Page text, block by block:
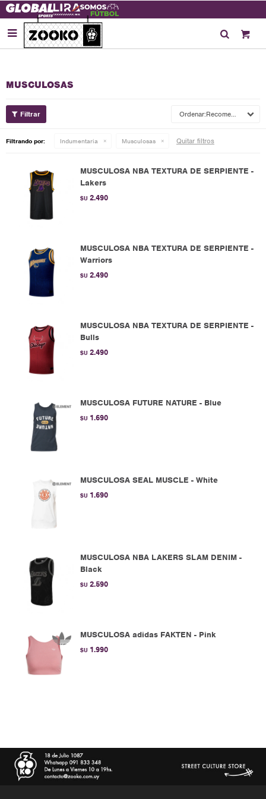

MUSCULOSAS
Recomendados
Filtrando por: Indumentaria Musculosas Quitar filtros
MUSCULOSA NBA TEXTURA DE SERPIENTE -
Lakers
$U 2.490
MUSCULOSA NBA TEXTURA DE SERPIENTE -
Warriors
$U 2.490
MUSCULOSA NBA TEXTURA DE SERPIENTE -
Bulls
$U 2.490
MUSCULOSA FUTURE NATURE - Blue
$U 1.690
MUSCULOSA SEAL MUSCLE - White
$U 1.690
MUSCULOSA NBA LAKERS SLAM DENIM -
Black
$U 2.590
MUSCULOSA adidas FAKTEN - Pink
$U 1.990